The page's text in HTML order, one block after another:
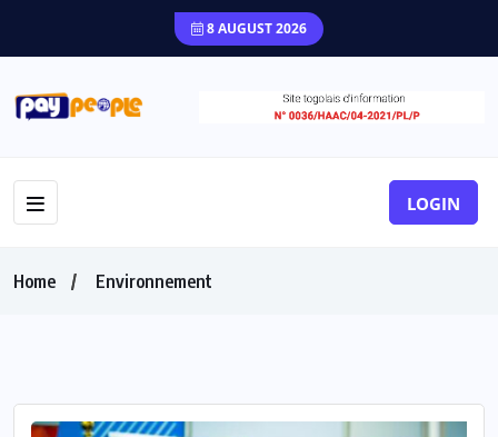
8 AUGUST 2026
LOGIN
Home Environnement